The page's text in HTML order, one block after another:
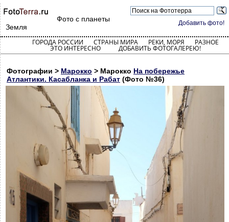
Добавить фото!
Фото с планеты
Земля
ГОРОДА РОССИИ СТРАНЫ МИРА РЕКИ, МОРЯ РАЗНОЕ
ЭТО ИНТЕРЕСНО ДОБАВИТЬ ФОТОГАЛЕРЕЮ!
Фотографии > Марокко > Марокко На побережье
Атлантики. Касабланка и Рабат (Фото №36)